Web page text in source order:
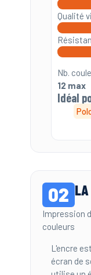
Qualité
Nb.
12 max
Idéal
02 LA
Impression
couleurs
L'encre
écran de